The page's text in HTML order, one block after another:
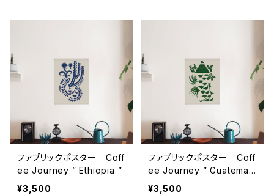
ファブリックポスター Coff
ee Journey ” Ethiopia ”
¥3,500
ファブリックポスター Coff
ee Journey ” Guatemala
”
¥3,500